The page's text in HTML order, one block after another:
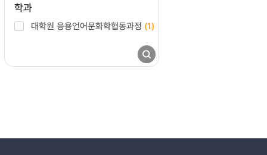
학과
대학원 응용언어문화학협동과정 (1)